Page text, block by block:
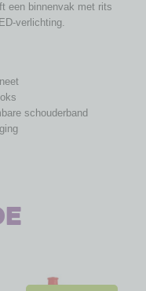
een binnenvak met rits
verlichting.
schouderband